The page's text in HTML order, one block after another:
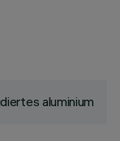
aluminium